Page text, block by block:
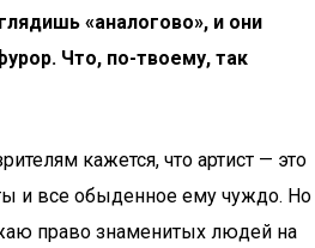
«аналогово», и они
Что, по-твоему, так
кажется, что артист — это
и все обыденное ему чуждо. Но
право знаменитых людей на